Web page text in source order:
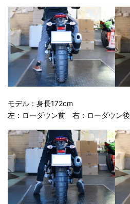
モデル：身長172cm
左：ローダウン前 右：ローダウン後